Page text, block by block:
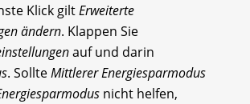
Klick giltErweiterte
ändern. Klappen Sie
auf und darin
. SollteMittlerer Energiesparmodus
nicht helfen,